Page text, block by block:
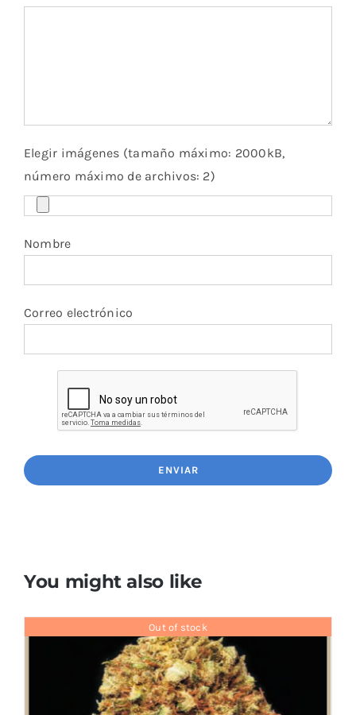
Elegir imágenes (tamaño máximo: 2000kB,
número máximo de archivos: 2)
Nombre
Correo electrónico
You might also like
Out of stock